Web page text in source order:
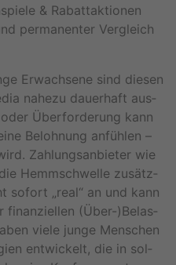
& Ra­batt­ak­tio­nen
per­ma­nen­ter Ver­gleich
Er­wach­se­ne sind die­sen
na­he­zu dau­er­haft aus­
Über­for­de­rung kann
Be­loh­nung an­füh­len –
Zah­lungs­an­bie­ter wie
Hemm­schwel­le zu­sätz­
so­fort „real“ an und kann
fi­nan­zi­el­len (Über-)Be­las­
viele junge Men­schen
ent­wi­ckelt, die in sol­